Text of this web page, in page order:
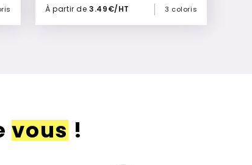
de qualité 220grs Keywest
À partir de3.49€/HT 3 coloris
Ajouter à mon devis
vous !